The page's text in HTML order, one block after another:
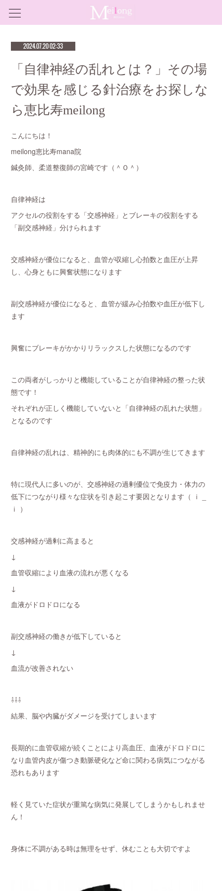
2024.07.20 02:33
「自律神経の乱れとは？」その場
で効果を感じる針治療をお探しな
ら恵比寿meilong
こんにちは！
meilong恵比寿mana院
鍼灸師、柔道整復師の宮崎です（＾Ｏ＾）
自律神経は
アクセルの役割をする「交感神経」とブレーキの役割をする
「副交感神経」分けられます
交感神経が優位になると、血管が収縮し心拍数と血圧が上昇
し、心身ともに興奮状態になります
副交感神経が優位になると、血管が緩み心拍数や血圧が低下し
ます
興奮にブレーキがかかりリラックスした状態になるのです
この両者がしっかりと機能していることが自律神経の整った状
態です！
それぞれが正しく機能していないと「自律神経の乱れた状態」
となるのです
自律神経の乱れは、精神的にも肉体的にも不調が生じてきます
特に現代人に多いのが、交感神経の過剰優位で免疫力・体力の
低下につながり様々な症状を引き起こす要因となります（ ｉ _
ｉ ）
交感神経が過剰に高まると
↓
血管収縮により血液の流れが悪くなる
↓
血液がドロドロになる
副交感神経の働きが低下していると
↓
血流が改善されない
⇩⇩⇩
結果、脳や内臓がダメージを受けてしまいます
長期的に血管収縮が続くことにより高血圧、血液がドロドロに
なり血管内皮が傷つき動脈硬化など命に関わる病気につながる
恐れもあります
軽く見ていた症状が重篤な病気に発展してしまうかもしれませ
ん！
身体に不調がある時は無理をせず、休むことも大切ですよ